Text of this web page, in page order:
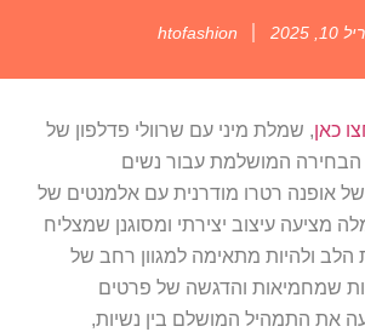
2025
htofashion
כאן, שמלת מיני עם שרוולי פדלפון של
הבחירה המושלמת עבור נשים
אופנה רטרו מודרנית עם אלמנטים של
מציעה עיצוב יצירתי ומסוגנן שמצליח
ולהיות מתאימה למגוון רחב של
שמחמיאות והדגשה של פרטים
את התמהיל המושלם בין נשיות,